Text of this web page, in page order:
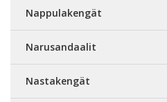
Nappulakengät
Narusandaalit
Nastakengät